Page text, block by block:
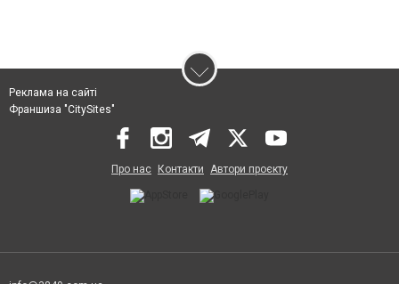
Реклама на сайті
Франшиза "CitySites"
Про нас Контакти Автори проєкту